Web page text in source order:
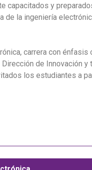
capacitados y
de la ingeniería
carrera con énfasis
de Innovación y
los estudiantes a